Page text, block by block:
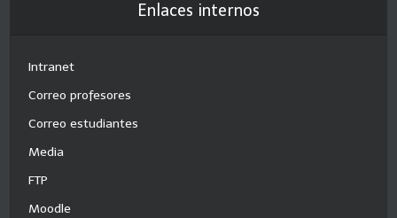
Enlaces internos
Intranet
Correo profesores
Correo estudiantes
Media
FTP
Moodle